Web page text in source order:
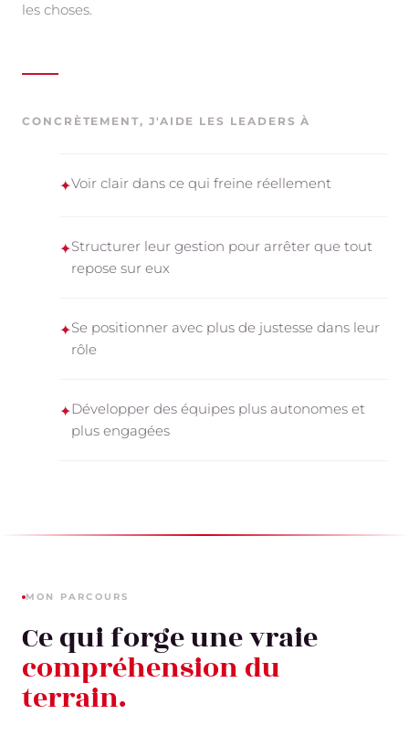
les choses.
CONCRÈTEMENT, J'AIDE LES LEADERS À
✦Voir clair dans ce qui freine réellement
✦Structurer leur gestion pour arrêter que tout
repose sur eux
✦Se positionner avec plus de justesse dans leur
rôle
✦Développer des équipes plus autonomes et
plus engagées
MON PARCOURS
Ce qui forge une vraie
compréhension du
terrain.